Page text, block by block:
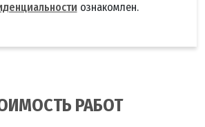
ознакомлен.
РАБОТ